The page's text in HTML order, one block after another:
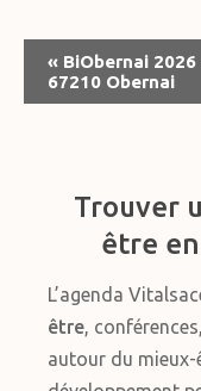
Navigation
Évènement
« BiObernai 2026
67210 Obernai
Trouver
être
L’agenda
être,
autour du mieux-